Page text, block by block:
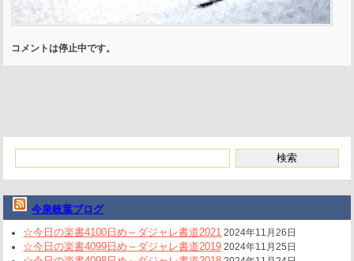
コメントは停止中です。
今泉岐葉ブログ
☆今日の楽書4100日め～ダジャレ書道2021 2024年11月26日
☆今日の楽書4099日め～ダジャレ書道2019 2024年11月25日